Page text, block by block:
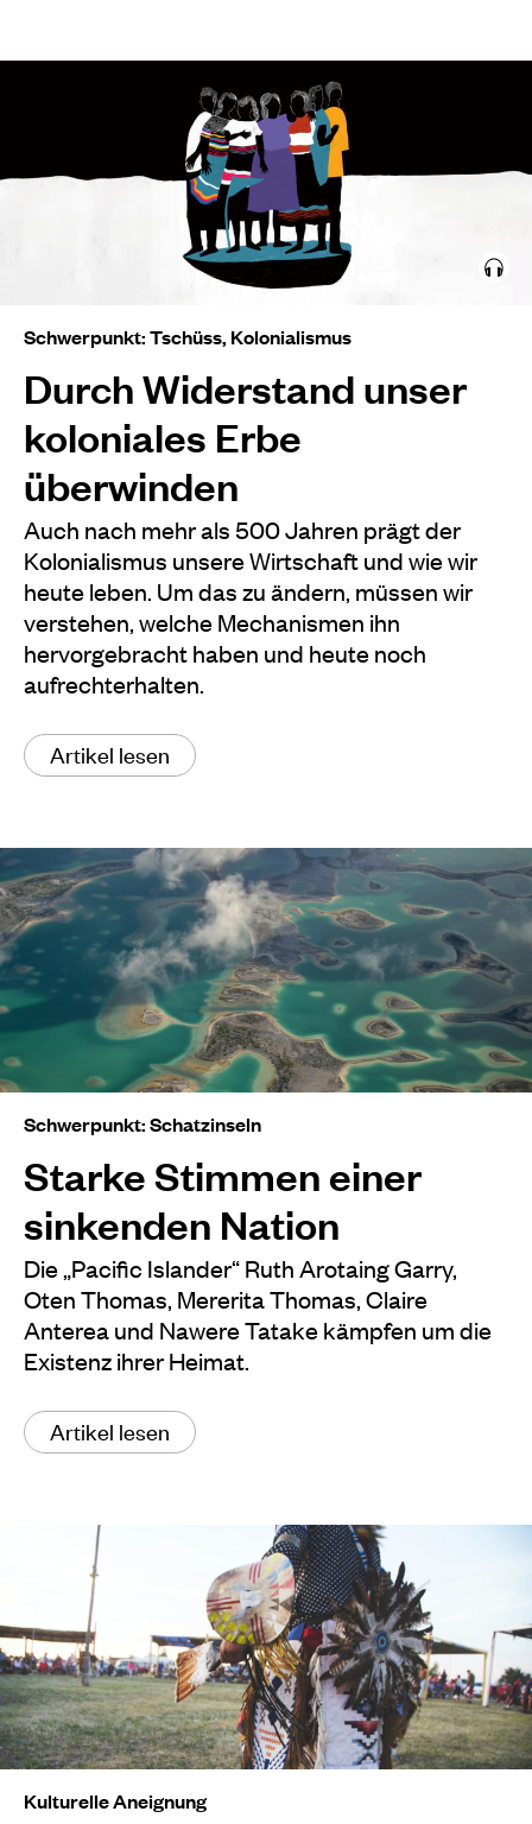
Schwerpunkt: Tschüss, Kolonialismus
Durch Widerstand unser
koloniales Erbe
überwinden
Auch nach mehr als 500 Jahren prägt der
Kolonialismus unsere Wirtschaft und wie wir
heute leben. Um das zu ändern, müssen wir
verstehen, welche Mechanismen ihn
hervorgebracht haben und heute noch
aufrechterhalten.
Artikel lesen
Schwerpunkt: Schatzinseln
Starke Stimmen einer
sinkenden Nation
Die „Pacific Islander“ Ruth Arotaing Garry,
Oten Thomas, Mererita Thomas, Claire
Anterea und Nawere Tatake kämpfen um die
Existenz ihrer Heimat.
Artikel lesen
Kulturelle Aneignung